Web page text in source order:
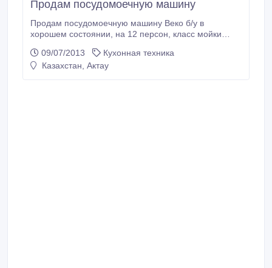
Продам посудомоечную машину
Продам посудомоечную машину Веко б/у в
хорошем состоянии, на 12 персон, класс мойки
09/07/2013
Кухонная техника
Казахстан, Актау